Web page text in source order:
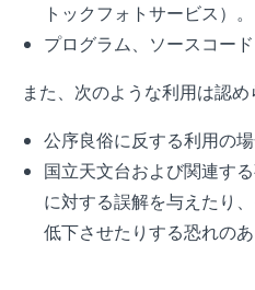
トックフォトサービス）。
プログラム、ソースコード
また、次のような利用は認め
公序良俗に反する利用の
国立天文台および関連す
に対する誤解を与えたり
低下させたりする恐れの